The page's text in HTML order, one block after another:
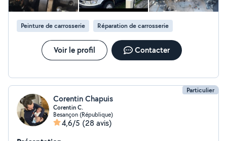
Peinture de carrosserie Réparation de carrosserie
Voir le profil Contacter
Particulier
Corentin Chapuis
Corentin C.
Besançon (République)
4,6/5 (28 avis)